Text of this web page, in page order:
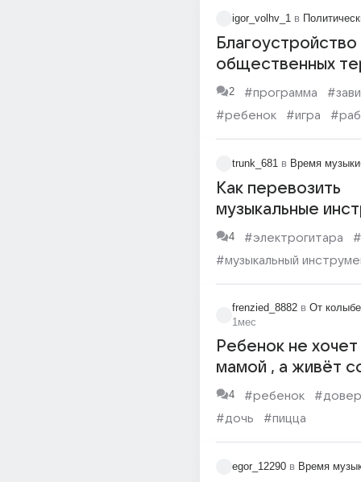
#творческие люди
#электрогитара
igor_volhv_1 в
Благоустройство
общественных
поселок Саган-
Бурятии и это
замечательная
программа?+
2 #программа
#ребенок
#игра
#рельеф
#музыкальный
trunk_681 в Время музыки
Как перевозить
музыкальные
4 #электрогитара
#музыкальный
frenzied_8882 в От
1мес
Ребенок не
мамой , а живёт
тётей
4 #ребенок
#дочь
#пицца
#музыкальный
egor_12290 в Время